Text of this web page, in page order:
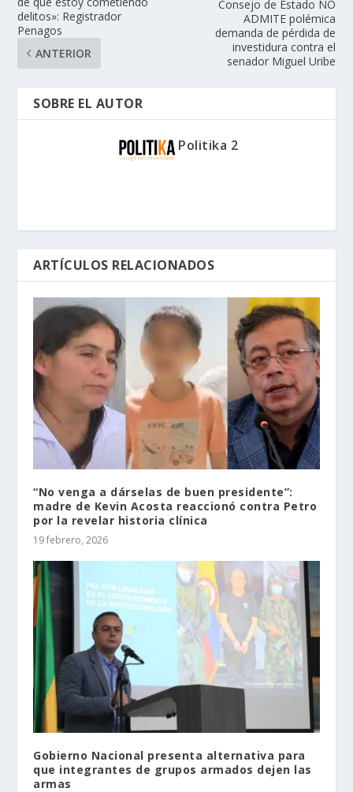
delitos»: Registrador
Penagos
ANTERIOR
Consejo de Estado NO
ADMITE polémica
demanda de pérdida de
investidura contra el
senador Miguel Uribe
SOBRE EL AUTOR
Politika 2
ARTÍCULOS RELACIONADOS
“No venga a dárselas de buen presidente”:
madre de Kevin Acosta reaccionó contra Petro
por la revelar historia clínica
19 febrero, 2026
Gobierno Nacional presenta alternativa para
que integrantes de grupos armados dejen las
armas